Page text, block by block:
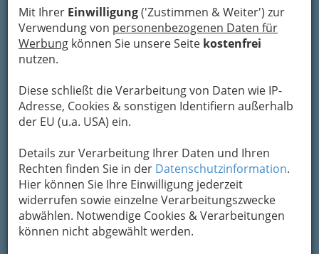
Mit Ihrer Einwilligung('Zustimmen & Weiter') zur
Verwendung von personenbezogenen Daten für
Werbung können Sie unsere Seite kostenfrei
nutzen.
Diese schließt die Verarbeitung von Daten wie IP-
Adresse, Cookies & sonstigen Identifiern außerhalb
der EU (u.a. USA) ein.
Details zur Verarbeitung Ihrer Daten und Ihren
Rechten finden Sie in der Datenschutzinformation.
Hier können Sie Ihre Einwilligung jederzeit
widerrufen sowie einzelne Verarbeitungszwecke
abwählen. Notwendige Cookies & Verarbeitungen
können nicht abgewählt werden.
Karte
Karte anzeigen